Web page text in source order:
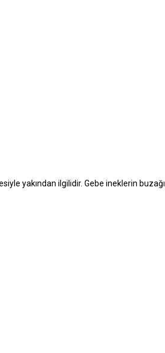
yakından ilgilidir. Gebe ineklerin